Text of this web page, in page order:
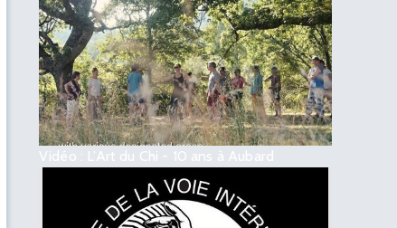
Vidéo : L’Art du Chi - 10 ans à Aubard